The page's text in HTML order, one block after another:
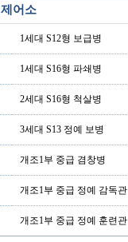
어소
1세대 S12형 보급병
1세대 S16형 파쇄병
2세대 S16형 척살병
3세대 S13 정예 보병
개조1부 중급 겸창병
개조1부 중급 정예 감독관
개조1부 중급 정예 훈련관